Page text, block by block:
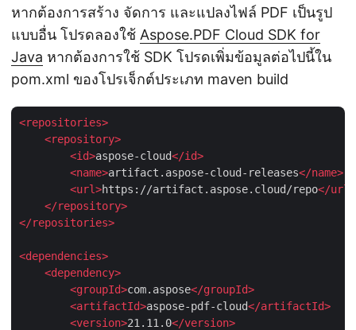
หากต้องการสร้าง จัดการ และแปลงไฟล์ PDF เป็นรูป
แบบอื่น โปรดลองใช้ Aspose.PDF Cloud SDK for
Java หากต้องการใช้ SDK โปรดเพิ่มข้อมูลต่อไปนี้ใน
pom.xml ของโปรเจ็กต์ประเภท maven build
<repositories>
<repository>
<id>aspose-cloud</id>
<name>artifact.aspose-cloud-releases</name>
<url>https://artifact.aspose.cloud/repo</url
</repository>
</repositories>
<dependencies>
<dependency>
<groupId>com.aspose</groupId>
<artifactId>aspose-pdf-cloud</artifactId>
<version>21.11.0</version>